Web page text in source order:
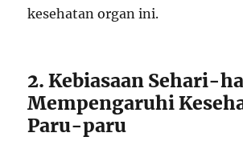
kesehatan organ ini.
2. Kebiasaan Sehari-
Mempengaruhi
Paru-paru